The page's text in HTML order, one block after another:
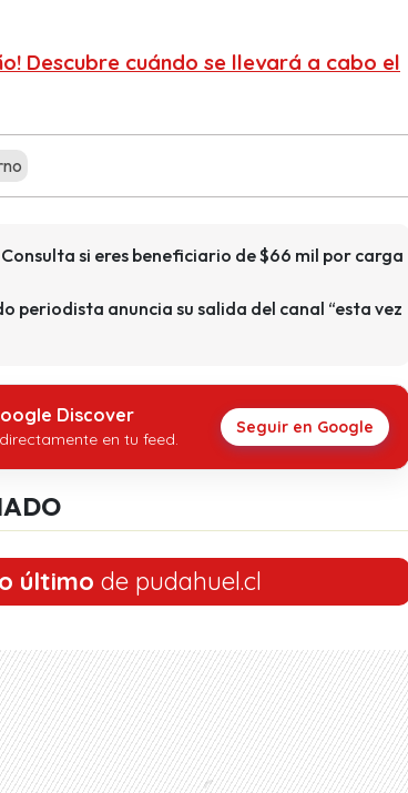
Descubre cuándo se llevará a cabo el
si eres beneficiario de $66 mil por carga
periodista anuncia su salida del canal “esta vez
Discover
en tu feed.
Seguir en Google
último de pudahuel.cl